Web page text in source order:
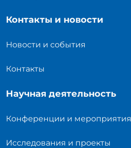
Контакты и новости
Новости и события
Контакты
Научная деятельность
Конференции и мероприятия
Исследования и проекты